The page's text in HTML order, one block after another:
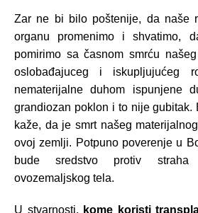
Zar ne bi bilo poštenije, da naše
organu promenimo i shvatimo,
pomirimo sa časnom smrću
oslobađajuceg i iskupljujućeg
nematerijalne duhom ispunjene
grandiozan poklon i to nije gubitak.
kaže, da je smrt našeg
ovoj zemlji. Potpuno poverenje u
bude sredstvo protiv
ovozemaljskog tela.
U stvarnosti, kome koristi